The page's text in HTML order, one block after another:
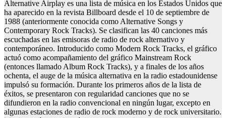
Alternative Airplay es una lista de música en los Estados Unidos que
ha aparecido en la revista Billboard desde el 10 de septiembre de
1988 (anteriormente conocida como Alternative Songs y
Contemporary Rock Tracks). Se clasifican las 40 canciones más
escuchadas en las emisoras de radio de rock alternativo y
contemporáneo. Introducido como Modern Rock Tracks, el gráfico
actuó como acompañamiento del gráfico Mainstream Rock
(entonces llamado Album Rock Tracks), y a finales de los años
ochenta, el auge de la música alternativa en la radio estadounidense
impulsó su formación. Durante los primeros años de la lista de
éxitos, se presentaron con regularidad canciones que no se
difundieron en la radio convencional en ningún lugar, excepto en
algunas estaciones de radio de rock moderno y de rock universitario.